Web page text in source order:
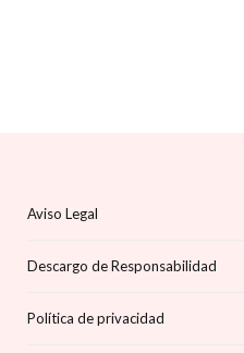
Aviso Legal
Descargo de Responsabilidad
Política de privacidad